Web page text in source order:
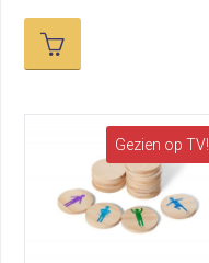
Gezien op TV!